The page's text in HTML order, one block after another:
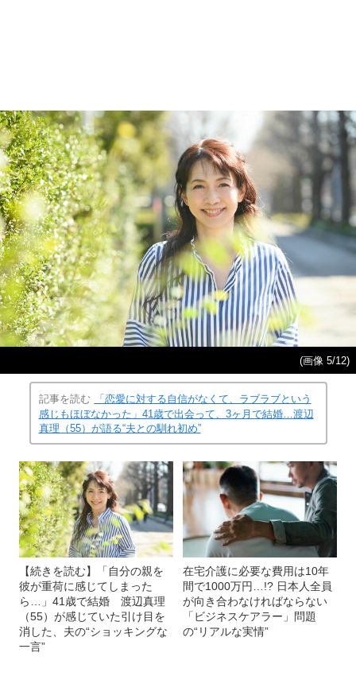
(画像 5/12)
記事を読む
「恋愛に対する自信がなくて、ラブラブという
感じもほぼなかった」41歳で出会って、3ヶ月で結婚…渡辺
真理（55）が語る“夫との馴れ初め”
【続きを読む】「自分の親を
彼が重荷に感じてしまった
ら…」41歳で結婚 渡辺真理
（55）が感じていた引け目を
消した、夫の“ショッキングな
一言”
在宅介護に必要な費用は10年
間で1000万円…!? 日本人全員
が向き合わなければならない
「ビジネスケアラー」問題
の“リアルな実情”